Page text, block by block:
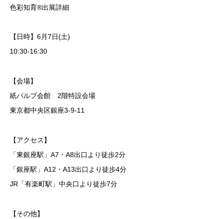
色彩知育®︎出展詳細
【日時】6月7日(土)
10:30-16:30
【会場】
紙パルプ会館 2階特設会場
東京都中央区銀座3-9-11
【アクセス】
「東銀座駅」A7・A8出口より徒歩2分
「銀座駅」A12・A13出口より徒歩4分
JR「有楽町駅」中央口より徒歩7分
【その他】